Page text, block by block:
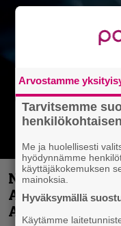
Näin lähtee
Accept –
Anthrax- ja
Arvostamme
Tarvitsemme
Me ja huolellisesti
hyödynnämme
käyttäjäkokemuksen
mainoksia.
Hyväksymällä
Käytämme